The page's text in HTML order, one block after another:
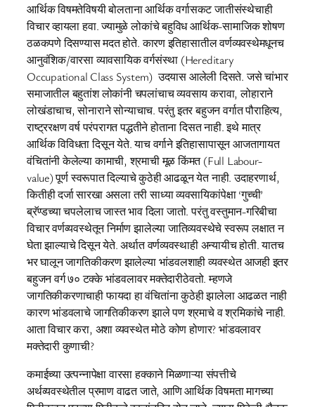
आर्थिक विषमतेविषयी बोलताना आर्थिक वर्गासकट जातीसंस्थेचाही
विचार व्हायला हवा. ज्यामुळे लोकांचे बहुविध आर्थिक-सामाजिक शोषण
ठळकपणे दिसण्यास मदत होते. कारण इतिहासातील वर्णव्यवस्थेमधूनच
आनुवंशिक/वारसा व्यावसायिक वर्गसंस्था (Hereditary
Occupational Class System) उदयास आलेली दिसते. जसे चांभार
समाजातील बहुतांश लोकांनी चपलांचाच व्यवसाय करावा, लोहाराने
लोखंडाचाच, सोनाराने सोन्याचाच. परंतु इतर बहुजन वर्गात पौराहित्य,
राष्ट्ररक्षण वर्ष परंपरागत पद्धतीने होताना दिसत नाही. इथे मात्र
आर्थिक विविधता दिसून येते. याच वर्गाने इतिहासापासून आजतागायत
वंचितांनी केलेल्या कामाची, श्रमाची मूळ किंमत (Full Labour-
value) पूर्ण स्वरूपात दिल्याचे कुठेही आढळून येत नाही. उदाहरणार्थ,
कितीही दर्जा सारखा असला तरी साध्या व्यवसायिकांपेक्षा ‘गुच्ची’
ब्रॅण्डच्या चपलेलाच जास्त भाव दिला जातो. परंतु वस्तुमान-गरिबीचा
विचार वर्णव्यवस्थेतून निर्माण झालेल्या जातिव्यवस्थेचे स्वरूप लक्षात न
घेता झाल्याचे दिसून येते. अर्थात वर्णव्यवस्थाही अन्यायीच होती. यातच
भर घालून जागतिकीकरण झालेल्या भांडवलशाही व्यवस्थेत आजही इतर
बहुजन वर्ग ७० टक्के भांडवलावर मक्तेदारीठेवतो. म्हणजे
जागतिकीकरणाचाही फायदा हा वंचितांना कुठेही झालेला आढळत नाही
कारण भांडवलाचे जागतिकीकरण झाले पण श्रमाचे व श्रमिकांचे नाही.
आता विचार करा, अशा व्यवस्थेत मोठे कोण होणार? भांडवलावर
मक्तेदारी कुणाची?
कमाईच्या उत्पन्नापेक्षा वारसा हक्काने मिळणाऱ्या संपत्तीचे
अर्थव्यवस्थेतील प्रमाण वाढत जाते, आणि आर्थिक विषमता मागच्या